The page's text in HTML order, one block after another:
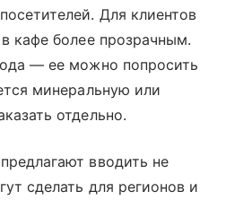
Для клиентов
кафе более прозрачным.
— ее можно попросить
минеральную или
отдельно.
вводить не
сделать для регионов и